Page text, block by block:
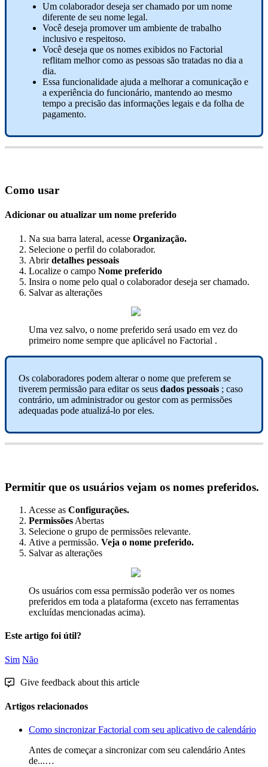
Um colaborador deseja ser chamado por um nome
diferente de seu nome legal.
Você deseja promover um ambiente de trabalho
inclusivo e respeitoso.
Você deseja que os nomes exibidos no Factorial
reflitam melhor como as pessoas são tratadas no dia a
dia.
Essa funcionalidade ajuda a melhorar a comunicação e
a experiência do funcionário, mantendo ao mesmo
tempo a precisão das informações legais e da folha de
pagamento.
Como usar
Adicionar ou atualizar um nome preferido
Na sua barra lateral, acesse Organização.
Selecione o perfil do colaborador.
Abrir detalhes pessoais
Localize o campo Nome preferido
Insira o nome pelo qual o colaborador deseja ser chamado.
Salvar as alterações
Uma vez salvo, o nome preferido será usado em vez do
primeiro nome sempre que aplicável no Factorial .
Os colaboradores podem alterar o nome que preferem se
tiverem permissão para editar os seus dados pessoais ; caso
contrário, um administrador ou gestor com as permissões
adequadas pode atualizá-lo por eles.
Permitir que os usuários vejam os nomes preferidos.
Acesse as Configurações.
PermissõesAbertas
Selecione o grupo de permissões relevante.
Ative a permissão. Veja o nome preferido.
Salvar as alterações
Os usuários com essa permissão poderão ver os nomes
preferidos em toda a plataforma (exceto nas ferramentas
excluídas mencionadas acima).
Este artigo foi útil?
Sim Não
Give feedback about this article
Artigos relacionados
Como sincronizar Factorial com seu aplicativo de calendário
Antes de começar a sincronizar com seu calendário Antes
de...…